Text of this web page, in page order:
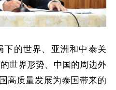
下的世界、亚洲和中泰关
世界形势、中国的周边外
高质量发展为泰国带来的